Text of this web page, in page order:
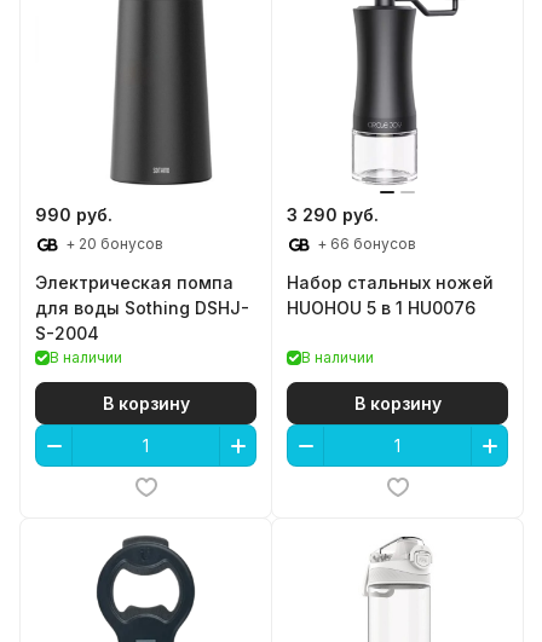
990 руб.
+ 20 бонусов
Электрическая помпа
для воды Sothing DSHJ-
S-2004
В наличии
В корзину
3 290 руб.
+ 66 бонусов
Набор стальных ножей
HUOHOU 5 в 1 HU0076
В наличии
В корзину